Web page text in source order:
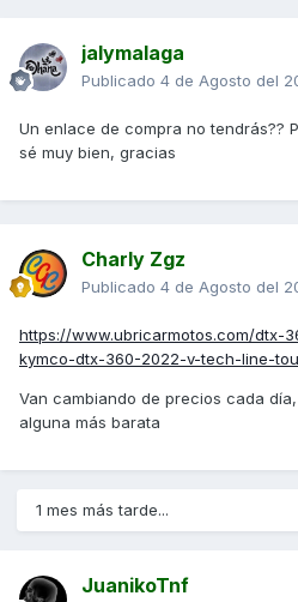
jalymalaga
Publicado 4 de Agosto del
Un enlace de compra no tendrás??
sé muy bien, gracias
Charly Zgz
Publicado 4 de Agosto del
https://www.ubricarmotos.com/dtx-
kymco-dtx-360-2022-v-tech-line-
Van cambiando de precios cada
alguna más barata
1 mes más tarde...
JuanikoTnf